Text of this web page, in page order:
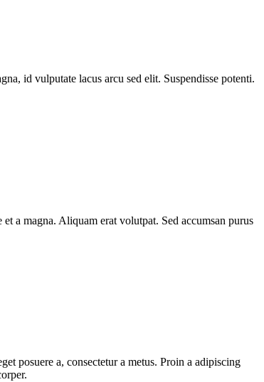
id vulputate lacus arcu sed elit. Suspendisse potenti.
a magna. Aliquam erat volutpat. Sed accumsan purus
posuere a, consectetur a metus. Proin a adipiscing